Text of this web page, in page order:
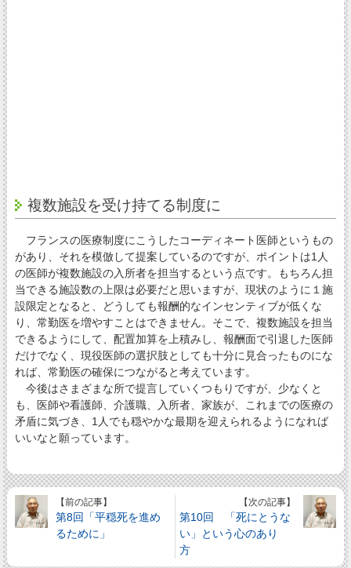
複数施設を受け持てる制度に
フランスの医療制度にこうしたコーディネート医師というもの
があり、それを模倣して提案しているのですが、ポイントは1人
の医師が複数施設の入所者を担当するという点です。もちろん担
当できる施設数の上限は必要だと思いますが、現状のように１施
設限定となると、どうしても報酬的なインセンティブが低くな
り、常勤医を増やすことはできません。そこで、複数施設を担当
できるようにして、配置加算を上積みし、報酬面で引退した医師
だけでなく、現役医師の選択肢としても十分に見合ったものにな
れば、常勤医の確保につながると考えています。
今後はさまざまな所で提言していくつもりですが、少なくと
も、医師や看護師、介護職、入所者、家族が、これまでの医療の
矛盾に気づき、1人でも穏やかな最期を迎えられるようになれば
いいなと願っています。
【前の記事】
第8回「平穏死を進め
るために」
【次の記事】
第10回 「死にとうな
い」という心のあり
方